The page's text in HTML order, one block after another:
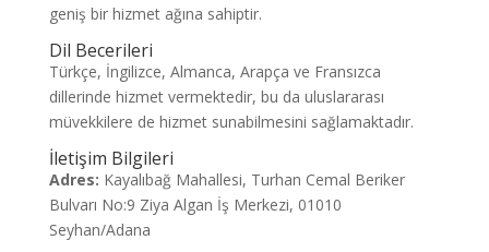
geniş bir hizmet ağına sahiptir.
Dil Becerileri
Türkçe, İngilizce, Almanca, Arapça ve Fransızca
dillerinde hizmet vermektedir, bu da uluslararası
müvekkilere de hizmet sunabilmesini sağlamaktadır.
İletişim Bilgileri
Adres: Kayalıbağ Mahallesi, Turhan Cemal Beriker
Bulvarı No:9 Ziya Algan İş Merkezi, 01010
Seyhan/Adana